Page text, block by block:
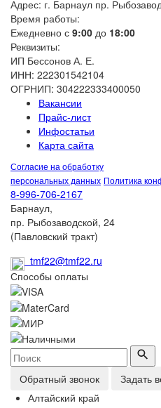
Адрес: г. Барнаул пр.
Время работы:
Ежедневно с 9:00 до 18:00
Реквизиты:
ИП Бессонов А. Е.
ИНН: 222301542104
ОГРНИП: 304222333400050
Вакансии
Прайс-лист
Инфостатьи
Карта сайта
Согласие на обработку
персональных данных Политика
8-996-706-2167
Барнаул,
пр. Рыбозаводской, 24
(Павловский тракт)
tmf22@tmf22.ru
Способы оплаты
Обратный звонок
Задать
Алтайский край